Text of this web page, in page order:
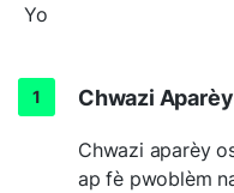
Yo
Chwazi
Chwazi aparèy
ap fè pwoblèm